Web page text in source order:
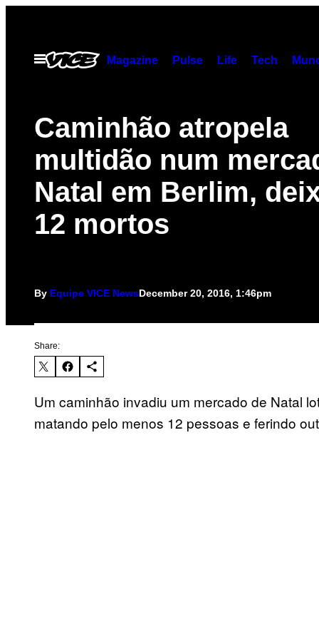
contentOpen
Menu
Magazine Pulse Life Tech
Caminhão atropela
multidão num
Natal em Berlim,
12 mortos
By Equipe VICE NewsDecember 20, 2016, 1:46pm
Share:
Um caminhão invadiu um mercado de Natal
matando pelo menos 12 pessoas e ferindo